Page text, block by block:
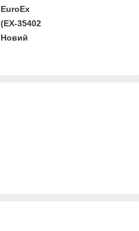
EuroEx
(EX-35402
Новий